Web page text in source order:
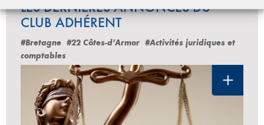
LES DERNIÈRES ANNONCES DU
CLUB ADHÉRENT
#Bretagne #22 Côtes-d’Armor #Activités juridiques et
comptables